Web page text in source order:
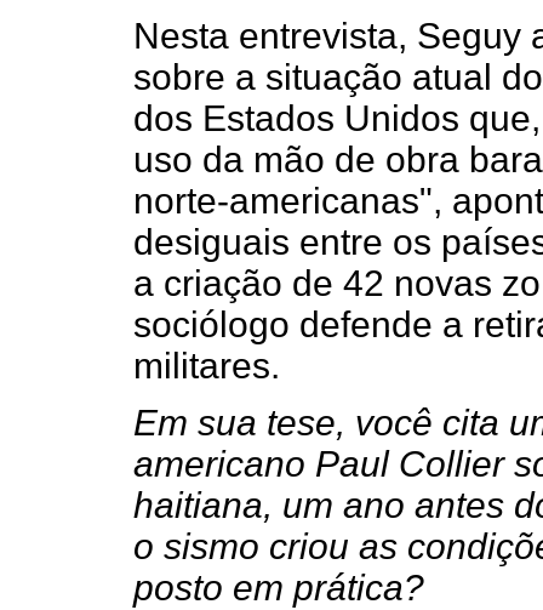
Nesta entrevista, Seguy
sobre a situação atual
dos Estados Unidos
uso da mão de obra
norte-americanas",
desiguais entre os
a criação de 42 novas
sociólogo defende a
militares.
Em sua tese, você cita
americano Paul Collier
haitiana, um ano antes
o sismo criou as
posto em prática?